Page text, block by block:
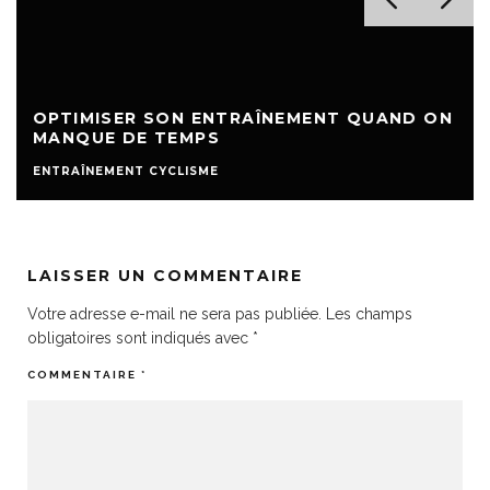
OPTIMISER SON ENTRAÎNEMENT QUAND ON
MANQUE DE TEMPS
ENTRAÎNEMENT CYCLISME
LAISSER UN COMMENTAIRE
Votre adresse e-mail ne sera pas publiée.
Les champs
obligatoires sont indiqués avec *
COMMENTAIRE *